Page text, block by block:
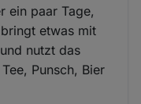
ein paar Tage,
etwas mit
nutzt das
Punsch, Bier